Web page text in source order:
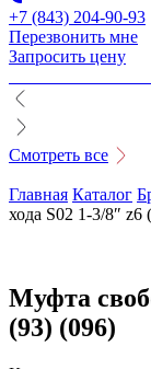
+7 (843) 204-90-93
Перезвонить мне
Запросить цену
Смотреть все
Главная Каталог
хода S02 1-3/8″ z6
Муфта
(93) (096)